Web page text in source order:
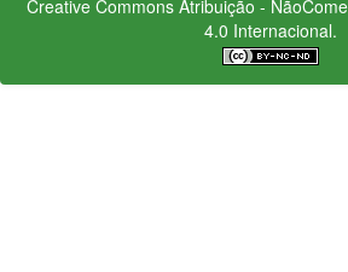
Creative CommonsAtribuição -
4.0 Internacional.